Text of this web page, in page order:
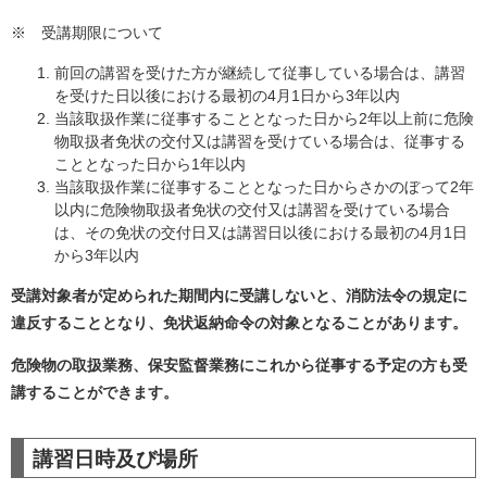
※ 受講期限について
前回の講習を受けた方が継続して従事している場合は、講習
を受けた日以後における最初の4月1日から3年以内
当該取扱作業に従事することとなった日から2年以上前に危険
物取扱者免状の交付又は講習を受けている場合は、従事する
こととなった日から1年以内
当該取扱作業に従事することとなった日からさかのぼって2年
以内に危険物取扱者免状の交付又は講習を受けている場合
は、その免状の交付日又は講習日以後における最初の4月1日
から3年以内
受講対象者が定められた期間内に受講しないと、消防法令の規定に
違反することとなり、免状返納命令の対象となることがあります。
危険物の取扱業務、保安監督業務にこれから従事する予定の方も受
講することができます。
講習日時及び場所